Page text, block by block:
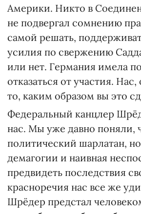
Америки. Никто в
не подвергал сомнению
самой решать,
усилия по свержению
или нет. Германия имела
отказаться от участия.
то, каким образом вы это
Федеральный канцлер
нас. Мы уже давно поняли,
политический шарлатан,
демагогии и наивная
предвидеть последствия
красноречия нас все же
Шрёдер предстал